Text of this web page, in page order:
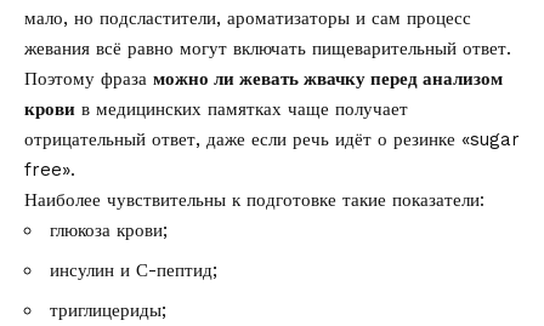
мало, но подсластители, ароматизаторы и сам процесс
жевания всё равно могут включать пищеварительный ответ.
Поэтому фраза можно ли жевать жвачку перед анализом
крови в медицинских памятках чаще получает
отрицательный ответ, даже если речь идёт о резинке «sugar
free».
Наиболее чувствительны к подготовке такие показатели:
глюкоза крови;
инсулин и С-пептид;
триглицериды;